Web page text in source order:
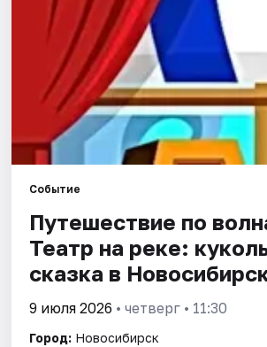
Рейтинги
Событие
Путешествие по
Театр на реке:
сказка в
9 июля 2026 • четверг • 11:30
Город: Новосибирск